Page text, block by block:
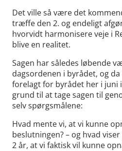
Det ville så være det
træffe den 2. og endeligt
hvorvidt harmonisere veje i
blive en realitet.
Sagen har således løbende
dagsordenen i byrådet, og
forelagt for byrådet her i juni
grund til at tage sagen til
selv spørgsmålene:
Hvad mente vi, at vi kunne
beslutningen? – og hvad
2 år, at vi faktisk vil kunne